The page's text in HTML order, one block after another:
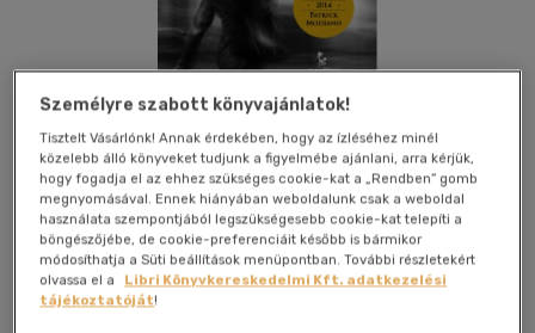
Kívánságlistához adom Megosztom
Tarandus Kft. |2014|magyar nyelvű|füles, kartonált|168
oldal
Személyre szabott könyvajánlatok!
Tisztelt Vásárlónk! Annak érdekében, hogy az ízléséhez minél
közelebb álló könyveket tudjunk a figyelmébe ajánlani, arra kérjük,
hogy fogadja el az ehhez szükséges cookie-kat a „Rendben” gomb
megnyomásával. Ennek hiányában weboldalunk csak a weboldal
használata szempontjából legszükségesebb cookie-kat telepíti a
böngészőjébe, de cookie-preferenciáit később is bármikor
módosíthatja a Süti beállítások menüpontban. További részletekért
olvassa el a
Libri Könyvkereskedelmi Kft. adatkezelési
tájékoztatóját!